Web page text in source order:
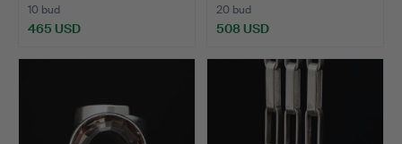
10 bud
465 USD
20 bud
508 USD